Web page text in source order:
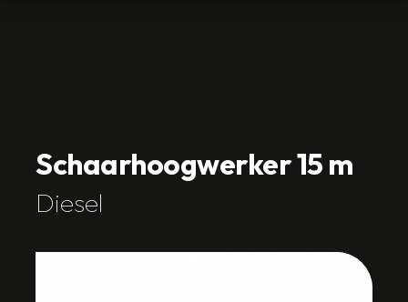
Schaarhoogwerker 15 m
Diesel